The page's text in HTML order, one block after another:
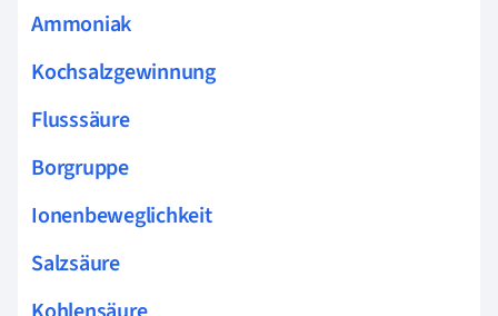
Ammoniak
Kochsalzgewinnung
Flusssäure
Borgruppe
Ionenbeweglichkeit
Salzsäure